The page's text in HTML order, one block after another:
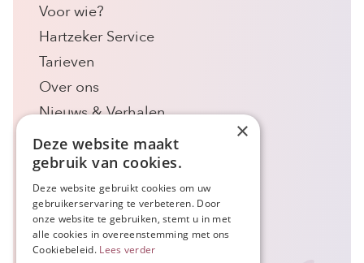
Voor wie?
Hartzeker Service
Tarieven
Over ons
Nieuws & Verhalen
Contact
Doe je mee?
+31 478 820 993
info@nederlandhartzeker.nl
×
Deze website maakt
gebruik van cookies.
Deze website gebruikt cookies om uw
gebruikerservaring te verbeteren. Door
onze website te gebruiken, stemt u in met
alle cookies in overeenstemming met ons
Cookiebeleid. Lees verder